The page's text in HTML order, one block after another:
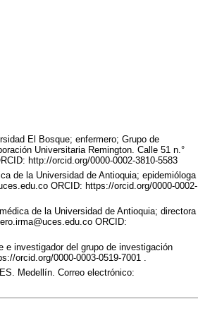
El Bosque; enfermero; Grupo de
Universitaria Remington. Calle 51 n.°
http://orcid.org/0000-0002-3810-5583
de la Universidad de Antioquia; epidemióloga
ORCID: https://orcid.org/0000-0002-
de la Universidad de Antioquia; directora
ORCID:
e investigador del grupo de investigación
orcid.org/0000-0003-0519-7001 .
Medellín. Correo electrónico: